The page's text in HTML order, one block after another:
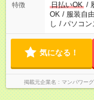
特徴 日払いOK /
OK / 服装自由
し / パソコン
気になる！
掲載元企業名 マンパワー